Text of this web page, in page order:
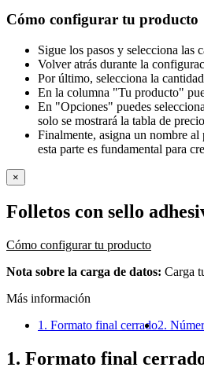
Cómo configurar tu producto
Sigue los pasos y selecciona las
Volver atrás durante la
Por último, selecciona la
En la columna "Tu producto"
En "Opciones" puedes
solo se mostrará la tabla de
Finalmente, asigna un nombre
esta parte es fundamental para
×
Folletos con sello
Cómo configurar tu producto
Nota sobre la carga de datos: Carga
Más información
1. Formato final cerrado2.
1. Formato final